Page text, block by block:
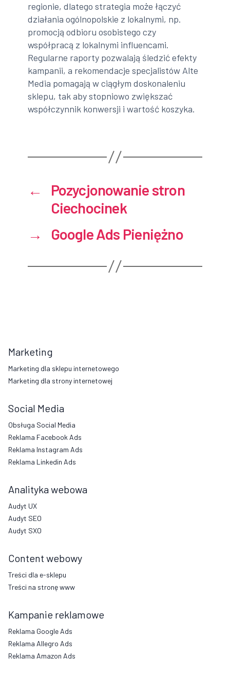
regionie, dlatego strategia może łączyć
działania ogólnopolskie z lokalnymi, np.
promocją odbioru osobistego czy
współpracą z lokalnymi influencami.
Regularne raporty pozwalają śledzić efekty
kampanii, a rekomendacje specjalistów Alte
Media pomagają w ciągłym doskonaleniu
sklepu, tak aby stopniowo zwiększać
współczynnik konwersji i wartość koszyka.
←
Pozycjonowanie stron
Ciechocinek
→
Google Ads Pieniężno
Marketing
Marketing dla sklepu internetowego
Marketing dla strony internetowej
Social Media
Obsługa Social Media
Reklama Facebook Ads
Reklama Instagram Ads
Reklama Linkedin Ads
Analityka webowa
Audyt UX
Audyt SEO
Audyt SXO
Content webowy
Treści dla e-sklepu
Treści na stronę www
Kampanie reklamowe
Reklama Google Ads
Reklama Allegro Ads
Reklama Amazon Ads